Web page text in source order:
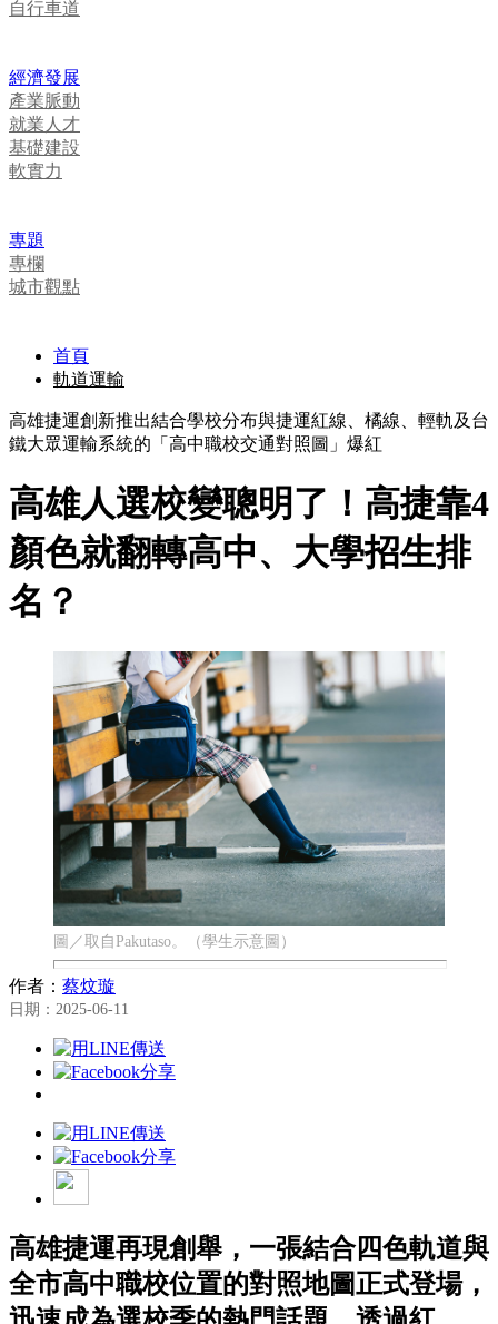
自行車道
經濟發展
產業脈動
就業人才
基礎建設
軟實力
專題
專欄
城市觀點
首頁
軌道運輸
高雄捷運創新推出結合學校分布與捷運紅線、橘線、輕軌及台
鐵大眾運輸系統的「高中職校交通對照圖」爆紅
高雄人選校變聰明了！高捷靠4
顏色就翻轉高中、大學招生排
名？
圖／取自Pakutaso。（學生示意圖）
作者： 蔡炆璇
日期：2025-06-11
高雄捷運再現創舉，一張結合四色軌道與
全市高中職校位置的對照地圖正式登場，